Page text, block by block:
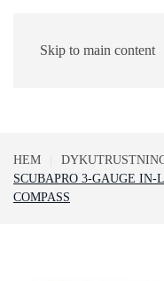
Skip to main content
HEM
SCUBAPRO 3-GAUGE
COMPASS